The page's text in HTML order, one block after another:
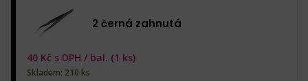
2 černá zahnutá
40 Kč s DPH / bal. (1 ks)
Skladem: 210 ks